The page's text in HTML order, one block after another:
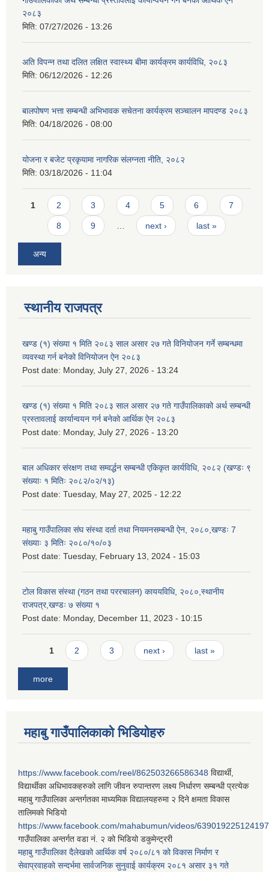
२०८३
मिति: 07/27/2026 - 13:26
अति विपन्न तथा दलित लक्षित स्वास्थ्य बीमा कार्यक्रम कार्यविधि, २०८३
मिति: 06/12/2026 - 12:26
बालपोषण भत्ता सम्बन्धी अभिभावक सचेतना कार्यक्रम सञ्चालन मापदण्ड २०८३
मिति: 04/18/2026 - 08:00
योजना र बजेट प्रकृयामा नागरिक संलग्नता नीति, २०८२
मिति: 03/18/2026 - 11:04
Pages
1 2 3 4 5 6 7
8 9 … next › last »
अन्य
स्थानीय राजपत्र
खण्ड (१) संख्या १ मिति २०८३ साल असार २७ गते विनियोजन गर्ने सम्बन्धमा
व्यवस्था गर्न बनेको विनियोजन ऐन २०८३
Post date: Monday, July 27, 2026 - 13:24
खण्ड (१) संख्या १ मिति २०८३ साल असार २७ गते गाउँपालिकाको अर्थ सम्बन्धी
प्रस्तावलाई कार्यान्वयन गर्न बनेको आर्थिक ऐन २०८३
Post date: Monday, July 27, 2026 - 13:20
बाल अधिकार संरक्षण तथा सम्वर्द्धन सम्बन्धी एकिकृत कार्यविधि, २०८२ (खण्डः ९
संख्याः १ मितिः २०८२/०२/१३)
Post date: Tuesday, May 27, 2025 - 12:22
महाबु गाउँपालिका संघ संस्था दर्ता तथा नियमनसम्बन्धी ऐन, २०८०,खण्डः 7
संख्याः ३ मितिः २०८०/१०/०३
Post date: Tuesday, February 13, 2024 - 15:03
टोल विकास संस्था (गठन तथा पररचालन) काययविधि, २०८०,स्थानीय
राजपत्र,खण्डः ७ संख्या १
Post date: Monday, December 11, 2023 - 10:15
Pages
1 2 3 next › last »
more
महाबु गाउँपालिकाको भिडियोहरु
https://www.facebook.com/reel/862503266586348 विद्यार्थी,
विद्यार्थीका अधिभावकहरुको लागि जीवन रुपान्तरण लक्ष्य निर्धारण सम्बन्धी प्रत्येक
महाबु गाउँपालिका अन्तर्गतका माध्यमिक विद्यालयहरुमा २ दिने क्षमता विकास
तालिमको भिडियो
https://www.facebook.com/mahabumun/videos/639019225124197
गाउँपालिका अन्तर्गत वडा नं. २ को भिडियो डकुमेन्ट्ररी
महाबु गाउँपालिका दैलेखको आर्थिक वर्ष २०८०/८१ को विकास निर्माण र
सेवाप्रवाहको सन्दर्भमा सार्वजनिक सुनुवाई कार्यक्रम २०८१ असार ३१ गते